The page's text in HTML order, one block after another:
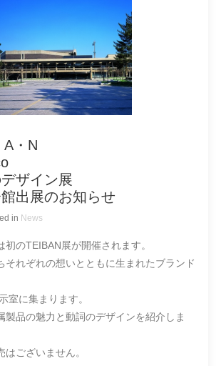
A・N
ザイン展
出展のお知らせ
in News
のTEIBAN展が開催されます。
それぞれの想いとともに生まれたブランド
室に集まります。
製品の魅力と動詞のデザインを紹介しま
ございません。